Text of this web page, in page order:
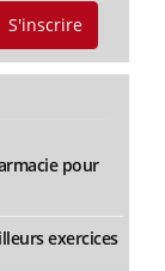
S'inscrire
pour
exercices